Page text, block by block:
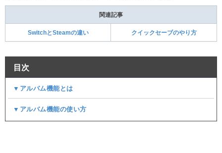
関連記事
SwitchとSteamの違い クイックセーブのやり方
目次
▼アルバム機能とは
▼アルバム機能の使い方